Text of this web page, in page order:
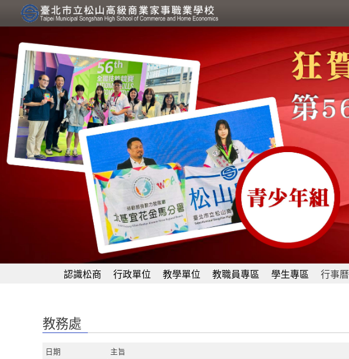
跳過上區塊
教務處 - 臺北市立松山高級
商業家事職業學校
認識松商 行政單位 教學單位 教職員專區 學生專區 行事曆
教務處
日期 主旨